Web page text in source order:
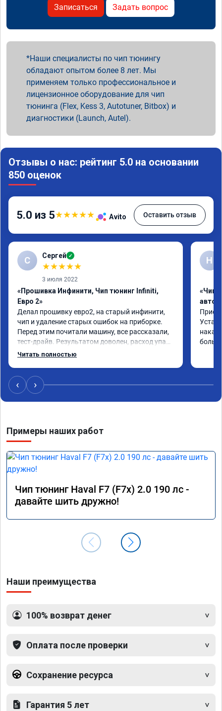
Записаться Задать вопрос
Наши специалисты по чип тюнингу
обладают опытом более 8 лет. Мы
применяем только профессиональное и
лицензионное оборудование для чип
тюнинга (Flex, Kess 3, Autotuner, Bitbox) и
диагностики (Launch, Autel).
Отзывы о нас: рейтинг 5.0 на основании
850 оценок
5.0 из 5★★★★★ Avito Оставить отзыв
С Сергей ✓
★★★★★
3 июля 2022
«Прошивка Инфинити, Чип тюнинг Infiniti,
Евро 2»
Делал прошивку евро2, на старый инфинити,
чип и удаление старых ошибок на приборке.
Перед этим почитали машину, все рассказали,
тест-драйв. Результатом доволен, расход упал,
машина стала еще чуть бодрее)
Читать полностью
Н
«Чип
накат
‹ ›
Примеры наших работ
Чип тюнинг Haval F7 (F7x) 2.0 190 лс -
давайте шить дружно!
Наши преимущества
100% возврат денег
Оплата после проверки
Сохранение ресурса
Гарантия 5 лет